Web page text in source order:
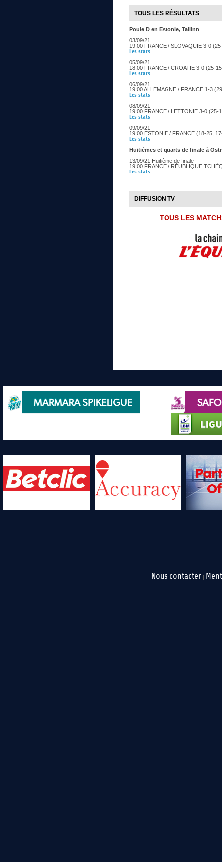
TOUS LES RÉSULTATS
Poule D en Estonie, Tallinn
03/09/21
19:00 FRANCE / SLOVAQUIE 3-0
Les stats
05/09/21
18:00 FRANCE / CROATIE 3-0 (25-
Les stats
06/09/21
19:00 ALLEMAGNE / FRANCE 1-3
Les stats
08/09/21
19:00 FRANCE / LETTONIE 3-0 (25-
Les stats
09/09/21
19:00 ESTONIE / FRANCE (18-25,
Les stats
Huitièmes et quarts de finale à
13/09/21 Huitième de finale
19:00 FRANCE / RÉUBLIQUE
Les stats
DIFFUSION TV
TOUS LES
Nous contacter |